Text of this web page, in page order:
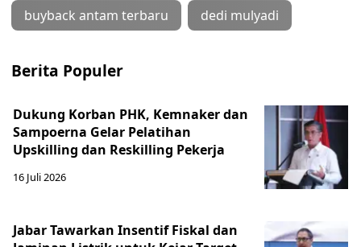
buyback antam terbaru dedi mulyadi
Berita Populer
Dukung Korban PHK, Kemnaker dan
Sampoerna Gelar Pelatihan
Upskilling dan Reskilling Pekerja
16 Juli 2026
Jabar Tawarkan Insentif Fiskal dan